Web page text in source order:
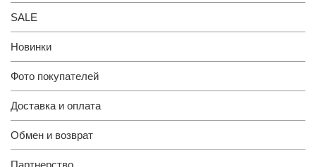
SALE
Новинки
Фото покупателей
Доставка и оплата
Обмен и возврат
Партнерство